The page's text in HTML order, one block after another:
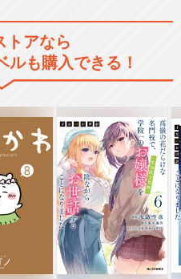
トアなら
ルも購入できる！